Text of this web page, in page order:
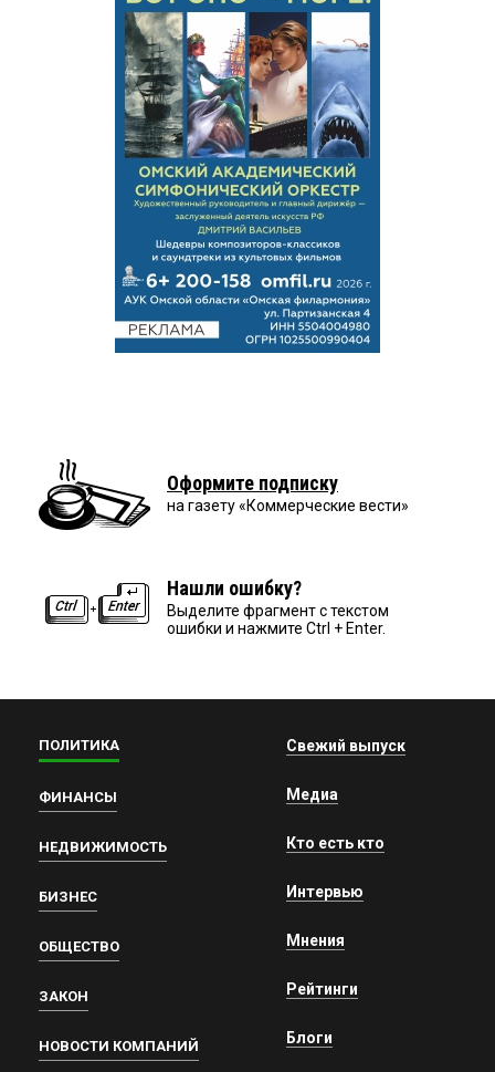
Оформите подписку
на газету «Коммерческие вести»
Нашли ошибку?
Выделите фрагмент с текстом
ошибки и нажмите Ctrl + Enter.
ПОЛИТИКА
ФИНАНСЫ
НЕДВИЖИМОСТЬ
БИЗНЕС
ОБЩЕСТВО
ЗАКОН
НОВОСТИ КОМПАНИЙ
Свежий выпуск
Медиа
Кто есть кто
Интервью
Мнения
Рейтинги
Блоги